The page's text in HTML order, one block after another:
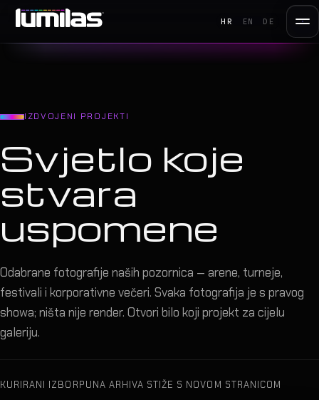
HR EN DE
IZDVOJENI PROJEKTI
Svjetlo koje
stvara
uspomene
Odabrane fotografije naših pozornica — arene, turneje,
festivali i korporativne večeri. Svaka fotografija je s pravog
showa; ništa nije render. Otvori bilo koji projekt za cijelu
galeriju.
KURIRANI IZBORPUNA ARHIVA STIŽE S NOVOM STRANICOM